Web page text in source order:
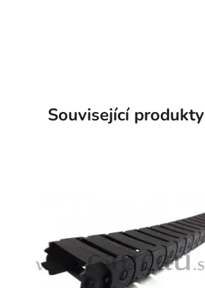
Související produkty